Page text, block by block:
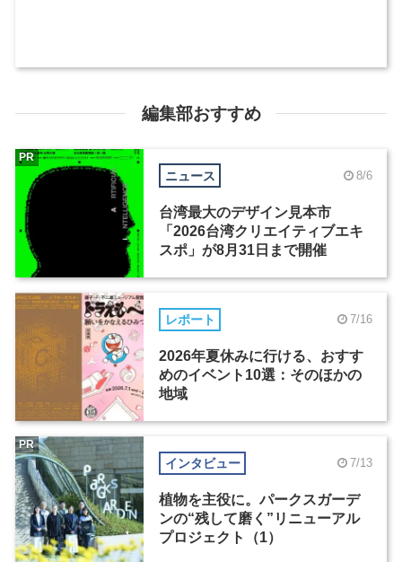
編集部おすすめ
ニュース 8/6
台湾最大のデザイン見本市
「2026台湾クリエイティブエキ
スポ」が8月31日まで開催
PR
レポート 7/16
2026年夏休みに行ける、おすす
めのイベント10選：そのほかの
地域
インタビュー 7/13
植物を主役に。パークスガーデ
ンの“残して磨く”リニューアル
プロジェクト（1）
PR